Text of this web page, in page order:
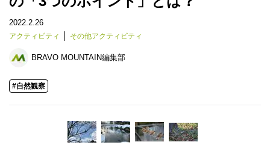
2022.2.26
アクティビティ その他アクティビティ
BRAVO MOUNTAIN編集部
#自然観察